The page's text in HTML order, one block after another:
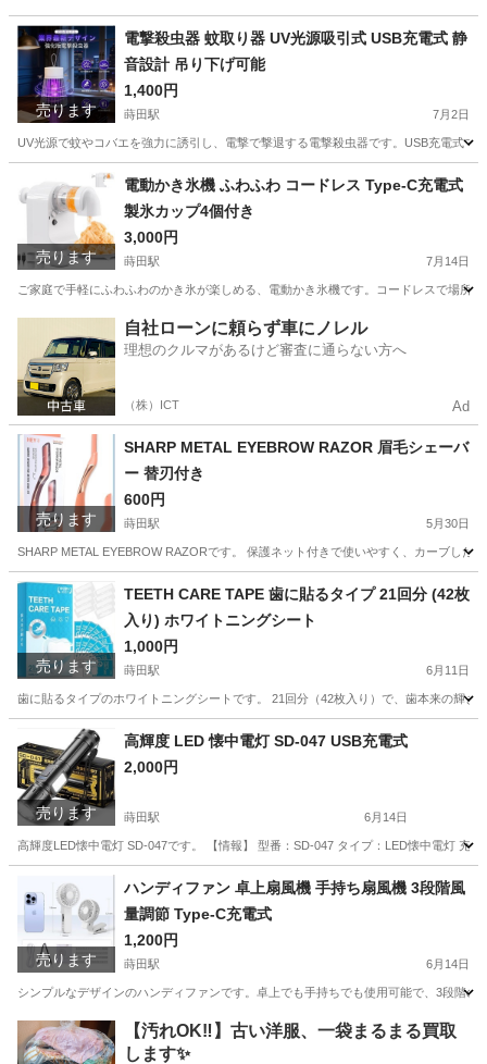
売ります
電撃殺虫器 蚊取り器 UV光源吸引式 USB充電式 静
音設計 吊り下げ可能
1,400円
蒔田駅 7月2日
UV光源で蚊やコバエを強力に誘引し、電撃で撃退する電撃殺虫器です。USB充電式
横浜市 蒔田駅 季節、空調家電
売ります
電動かき氷機 ふわふわ コードレス Type-C充電式
製氷カップ4個付き
3,000円
蒔田駅 7月14日
ご家庭で手軽にふわふわのかき氷が楽しめる、電動かき氷機です。コードレスで場所
蒔田駅 生活家電
自社ローンに頼らず車にノレル
理想のクルマがあるけど審査に通らない方へ
（株）ICT Ad
売ります
SHARP METAL EYEBROW RAZOR 眉毛シェーバ
ー 替刃付き
600円
蒔田駅 5月30日
SHARP METAL EYEBROW RAZORです。 保護ネット付きで使いやすく、カーブし
神奈川 フェイスケア
売ります
TEETH CARE TAPE 歯に貼るタイプ 21回分 (42枚
入り) ホワイトニングシート
1,000円
蒔田駅 6月11日
歯に貼るタイプのホワイトニングシートです。 21回分（42枚入り）で、歯本来の輝
横浜市 蒔田駅 その他
売ります
高輝度 LED 懐中電灯 SD-047 USB充電式
2,000円
蒔田駅 6月14日
高輝度LED懐中電灯 SD-047です。 【情報】 型番：SD-047 タイプ：LED懐中電灯 充
横浜市 蒔田駅 その他
売ります
ハンディファン 卓上扇風機 手持ち扇風機 3段階風
量調節 Type-C充電式
1,200円
蒔田駅 6月14日
シンプルなデザインのハンディファンです。卓上でも手持ちでも使用可能で、3段階
神奈川 横浜市 蒔田駅 季節、空調家電
【汚れOK‼️】古い洋服、一袋まるまる買取
します✨